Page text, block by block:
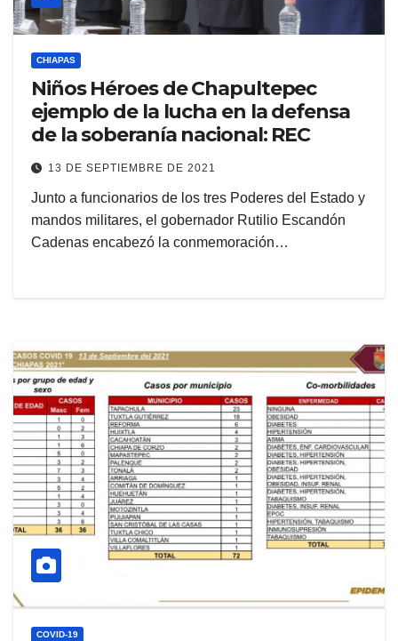
CHIAPAS
Niños Héroes de Chapultepec
ejemplo de la lucha en la defensa
de la soberanía nacional: REC
13 DE SEPTIEMBRE DE 2021
Junto a funcionarios de los tres Poderes del Estado y
mandos militares, el gobernador Rutilio Escandón
Cadenas encabezó la conmemoración…
COVID-19